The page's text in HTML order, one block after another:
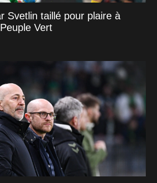
Svetlin taillé pour plaire à
Vert